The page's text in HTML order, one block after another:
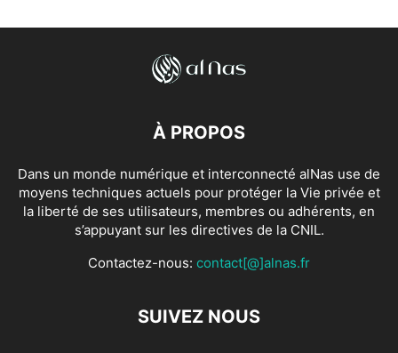
À PROPOS
Dans un monde numérique et interconnecté alNas use de
moyens techniques actuels pour protéger la Vie privée et
la liberté de ses utilisateurs, membres ou adhérents, en
s’appuyant sur les directives de la CNIL.
Contactez-nous: contact[@]alnas.fr
SUIVEZ NOUS